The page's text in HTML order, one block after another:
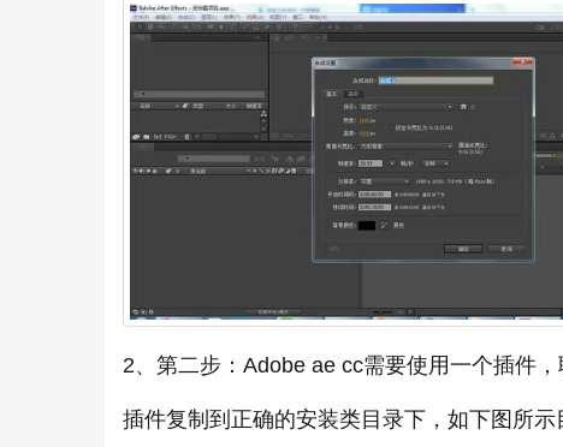
2、第二步：Adobe ae cc需要使用一个插件
插件复制到正确的安装类目录下，如下图所示